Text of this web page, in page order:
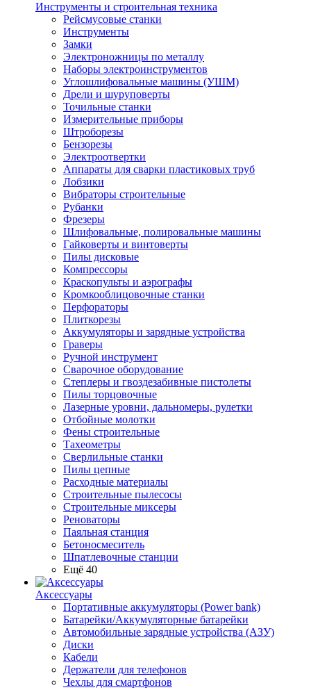
Инструменты и строительная техника
Рейсмусовые станки
Инструменты
Замки
Электроножницы по металлу
Наборы электроинструментов
Углошлифовальные машины (УШМ)
Дрели и шуруповерты
Точильные станки
Измерительные приборы
Штроборезы
Бензорезы
Электроотвертки
Аппараты для сварки пластиковых труб
Лобзики
Вибраторы строительные
Рубанки
Фрезеры
Шлифовальные, полировальные машины
Гайковерты и винтоверты
Пилы дисковые
Компрессоры
Краскопульты и аэрографы
Кромкооблицовочные станки
Перфораторы
Плиткорезы
Аккумуляторы и зарядные устройства
Граверы
Ручной инструмент
Сварочное оборудование
Степлеры и гвоздезабивные пистолеты
Пилы торцовочные
Лазерные уровни, дальномеры, рулетки
Отбойные молотки
Фены строительные
Тахеометры
Сверлильные станки
Пилы цепные
Расходные материалы
Строительные пылесосы
Строительные миксеры
Реноваторы
Паяльная станция
Бетоносмеситель
Шпатлевочные станции
Ещё 40
Аксессуары
Портативные аккумуляторы (Power bank)
Батарейки/Аккумуляторные батарейки
Автомобильные зарядные устройства (АЗУ)
Диски
Кабели
Держатели для телефонов
Чехлы для смартфонов